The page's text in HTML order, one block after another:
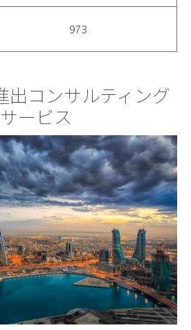
973
出コンサルティング
サービス